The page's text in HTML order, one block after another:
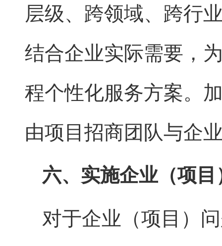
层级、跨领域、跨行
结合企业实际需要，
程个性化服务方案。
由项目招商团队与企
六、实施企业（项
对于企业（项目）